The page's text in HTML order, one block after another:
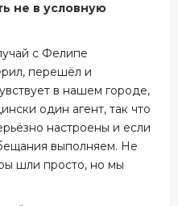
не в условную
с Фелипе
перешёл и
в нашем городе,
один агент, так что
настроены и если
выполняем. Не
шли просто, но мы